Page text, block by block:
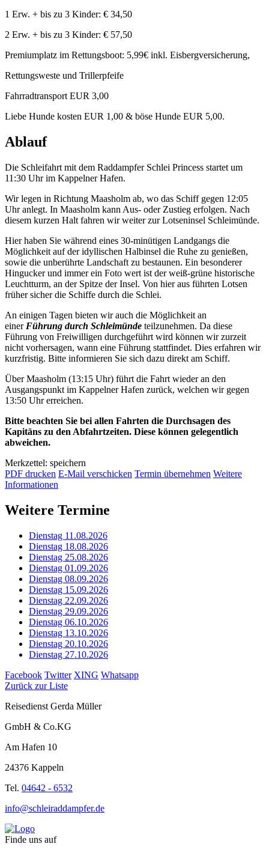
1 Erw. + bis zu 3 Kinder: € 34,50
2 Erw. + bis zu 3 Kinder: € 57,50
Premiumplatz im Rettungsboot: 5,99€ inkl. Eisbergversicherung,
Rettungsweste und Trillerpfeife
Fahrradtransport EUR 3,00
Liebe Hunde kosten EUR 1,00 & böse Hunde EUR 5,00.
Ablauf
Die Schleifahrt mit dem Raddampfer Schlei Princess startet um
11:30 Uhr im Kappelner Hafen.
Wir legen in Richtung Maasholm ab, wo das Schiff gegen 12:05
Uhr anlegt. In Maasholm kann Aus- oder Zustieg erfolgen. Nach
diesem kurzen Halt fahren wir weiter zur Lotseninsel Schleimünde.
Hier haben Sie während eines 30-minütigen Landgangs die
Möglichkeit auf der idyllischen Halbinsel die Ruhe zu genießen,
sowie die unberührte Landschaft zu bestaunen. Ein besonderer
Hingucker und immer ein Foto wert ist der weiß-grüne historische
Leuchtturm, an der Spitze der Insel. Von hier aus führten Lotsen
früher sicher die Schiffe durch die Schlei.
An einigen Tagen bieten wir auch die Möglichkeit an
einer Führung durch Schleimünde teilzunehmen. Da diese
Führung von Freiwilligen durchgeführt wird können wir zurzeit
nicht vorhersagen, wann eine Führung stattfindet. Dies erfahren wir
kurzfristig. Bitte informieren Sie sich dazu direkt am Schiff.
Über Maasholm (13:15 Uhr) führt die Fahrt wieder an den
Ausgangspunkt im Kappelner Hafen zurück, welchen wir gegen
13:50 Uhr erreichen.
Bitte beachten Sie bei allen Fahrten die Durchsagen des
Kapitäns zu den Abfahrtzeiten. Diese können gelegentlich
abweichen.
Merkzettel: speichern
PDF drucken E-Mail verschicken Termin übernehmen Weitere
Informationen
Weitere Termine
Dienstag 11.08.2026
Dienstag 18.08.2026
Dienstag 25.08.2026
Dienstag 01.09.2026
Dienstag 08.09.2026
Dienstag 15.09.2026
Dienstag 22.09.2026
Dienstag 29.09.2026
Dienstag 06.10.2026
Dienstag 13.10.2026
Dienstag 20.10.2026
Dienstag 27.10.2026
Facebook Twitter XING Whatsapp
Zurück zur Liste
Reisedienst Gerda Müller
GmbH & Co.KG
Am Hafen 10
24376 Kappeln
Tel. 04642 - 6532
info@schleiraddampfer.de
Finde uns auf